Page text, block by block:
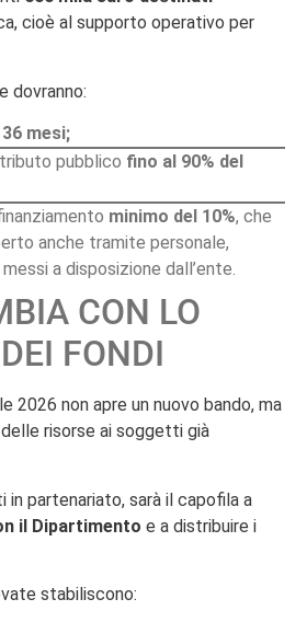
cioè al supporto operativo per
dovranno:
mesi;
pubblico fino al 90% del
minimo del 10%, che
anche tramite personale,
a disposizione dall’ente.
CON LO
FONDI
2026 non apre un nuovo bando, ma
risorse ai soggetti già
partenariato, sarà il capofila a
il Dipartimento e a distribuire i
stabiliscono: